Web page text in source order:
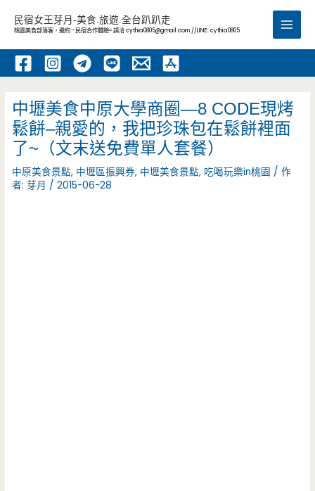
內
民宿女王芽月-美食.旅遊.全台趴趴走
桃園美食部落客，邀約 -民宿合作體驗~ 請洽cythia0805@gmail.com //LINE: cythia0805
Main
中壢美食中原大學商圈—8 CODE現烤
鬆餅–親愛的，我把珍珠包在鬆餅裡面
了~（文末送免費單人套餐）
中原美食景點, 中壢區振興券, 中壢美食景點, 吃喝玩樂in桃園 / 作
者:芽月 /2015-06-28